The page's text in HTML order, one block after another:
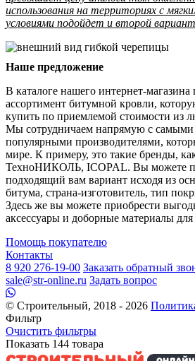
использования на территориях с
условиями подойдет и второй
Наше предложение
В каталоге нашего интернет-
ассортимент битумной кровли,
купить по приемлемой стоимости из
Мы сотрудничаем напрямую с
популярными производителями,
мире. К примеру, это такие бренды,
ТехноНИКОЛЬ, ICOPAL. Вы можете
подходящий вам вариант исходя из
битума, страна-изготовитель, тип
Здесь же вы можете приобрести
аксессуары и доборные материалы
Помощь покупателю
Контакты
8 920 276-19-00 Заказать обратный
sale@str-online.ru Задать вопрос
© Строительный, 2018 - 2026
Фильтр
Очистить фильтры
Показать 144 товара